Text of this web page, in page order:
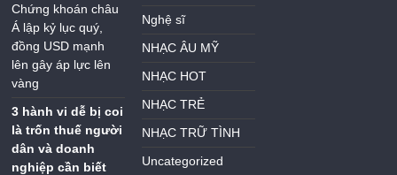
Chứng khoán châu
Á lập kỷ lục quý,
đồng USD mạnh
lên gây áp lực lên
vàng
3 hành vi dễ bị coi
là trốn thuế người
dân và doanh
nghiệp cần biết
Nghệ sĩ
NHẠC ÂU MỸ
NHẠC HOT
NHẠC TRẺ
NHẠC TRỮ TÌNH
Uncategorized